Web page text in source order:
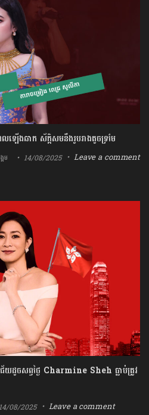
ងឆាក ស័ក្តិសមនឹងរូបរាងតូចទ្រមែ
ម
14/08/2025 Leave a comment
ដូចសព្វថ្ងៃ Charmine Sheh ធ្លាប់ត្រូវ
14/08/2025 Leave a comment